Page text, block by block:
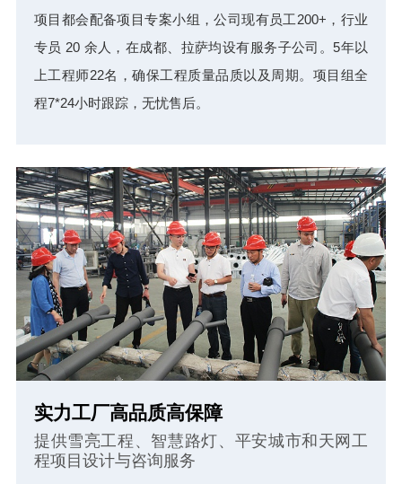
项目都会配备项目专案小组，公司现有员工200+，行业
专员 20 余人，在成都、拉萨均设有服务子公司。5年以
上工程师22名，确保工程质量品质以及周期。项目组全
程7*24小时跟踪，无忧售后。
实力工厂高品质高保障
提供雪亮工程、智慧路灯、平安城市和天网工
程项目设计与咨询服务